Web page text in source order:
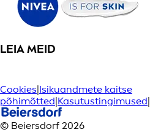
LEIA MEID
Cookies|Isikuandmete kaitse
põhimõtted|Kasutustingimused|
© Beiersdorf 2026